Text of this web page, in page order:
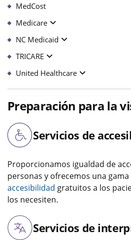
MedCost
Medicare
NC Medicaid
TRICARE
United Healthcare
Preparación para la
Servicios de
Proporcionamos igualdad de
personas y ofrecemos una gama
accesibilidad gratuitos a los
los necesiten.
Servicios de